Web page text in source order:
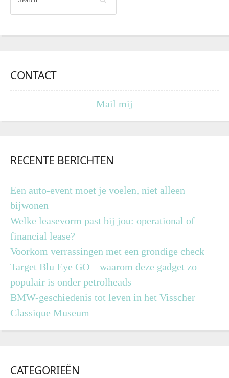
CONTACT
Mail mij
RECENTE BERICHTEN
Een auto-event moet je voelen, niet alleen
bijwonen
Welke leasevorm past bij jou: operational of
financial lease?
Voorkom verrassingen met een grondige check
Target Blu Eye GO – waarom deze gadget zo
populair is onder petrolheads
BMW-geschiedenis tot leven in het Visscher
Classique Museum
CATEGORIEËN